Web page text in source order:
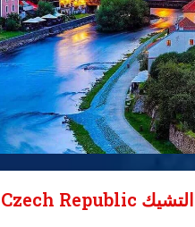
Czech Republic التشيك